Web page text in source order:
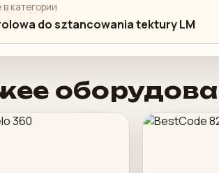
категории
do sztancowania tektury LM